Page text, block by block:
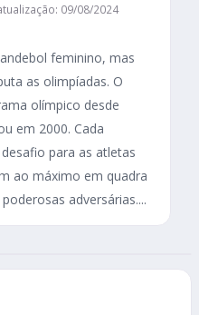
09/08/2024
feminino, mas
as olimpíadas. O
olímpico desde
em 2000. Cada
para as atletas
ao máximo em quadra
adversárias....